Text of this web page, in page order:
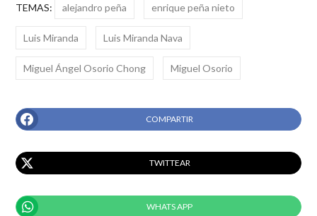
TEMAS: alejandro peña enrique peña nieto
Luis Miranda Luis Miranda Nava
Miguel Ángel Osorio Chong Miguel Osorio
COMPARTIR
TWITTEAR
WHATS APP